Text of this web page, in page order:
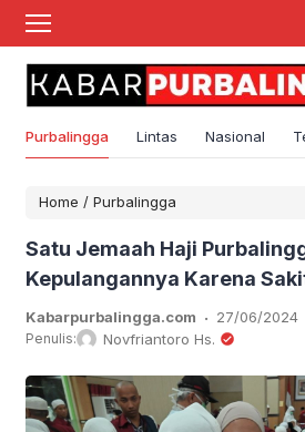
Purbalingga Lintas Nasional
Home / Purbalingga
Satu Jemaah Haji
Kepulangannya Karena
Kabarpurbalingga.com . 27/06/2024
Penulis: Novfriantoro Hs.